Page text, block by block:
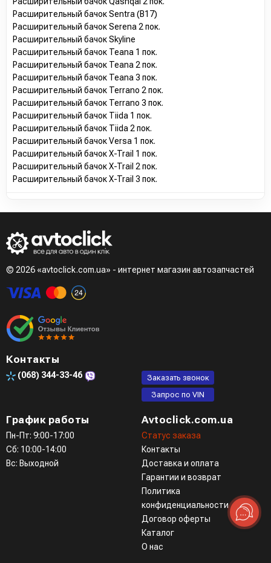
Расширительный бачок Sentra (B17)
Расширительный бачок Serena 2 пок.
Расширительный бачок Skyline
Расширительный бачок Teana 1 пок.
Расширительный бачок Teana 2 пок.
Расширительный бачок Teana 3 пок.
Расширительный бачок Terrano 2 пок.
Расширительный бачок Terrano 3 пок.
Расширительный бачок Tiida 1 пок.
Расширительный бачок Tiida 2 пок.
Расширительный бачок Versa 1 пок.
Расширительный бачок X-Trail 1 пок.
Расширительный бачок X-Trail 2 пок.
Расширительный бачок X-Trail 3 пок.
© 2026 «avtoclick.com.ua» - интернет магазин автозапчастей
Контакты
(068) 344-33-46
Заказать звонок
Запрос по VIN
График работы
Пн-Пт: 9:00-17:00
Сб: 10:00-14:00
Вс: Выходной
Avtoclick.com.ua
Статус заказа
Контакты
Доставка и оплата
Гарантии и возврат
Политика
конфиденциальности
Договор оферты
Каталог
О нас